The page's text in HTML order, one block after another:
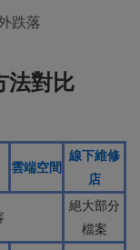
跌落
法對比
雲端空間
線下維修
店
絕大部分
檔案